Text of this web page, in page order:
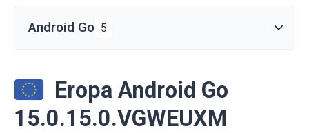
Android Go 5
Eropa Android Go
15.0.15.0.VGWEUXM